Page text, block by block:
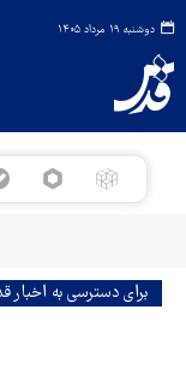
دوشنبه ۱۹ مرداد ۱۴۰۵
برای دسترسی به اخبار